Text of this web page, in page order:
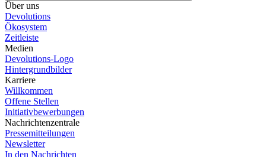
Über uns
Devolutions
Ökosystem
Zeitleiste
Medien
Devolutions-Logo
Hintergrundbilder
Karriere
Willkommen
Offene Stellen
Initiativbewerbungen
Nachrichtenzentrale
Pressemitteilungen
Newsletter
In den Nachrichten